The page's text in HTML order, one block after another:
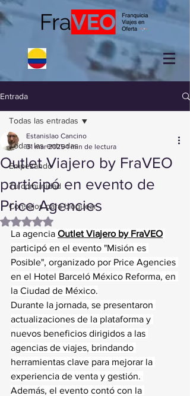
Entrada
Todas las entradas
Empezando
Tu comunidad
Consejos para bloguear
Todas las entradas
Outlet Viajero by FraVEO
participó en evento de
Price Agencies
Estanislao Cancino
31 mar 2025 1 min de lectura
Obtuvo NaN de 5 estrellas.
La agencia Outlet Viajero by FraVEO
participó en el evento "Misión es
Posible", organizado por Price Agencies
en el Hotel Barceló México Reforma, en
la Ciudad de México.
Durante la jornada, se presentaron
actualizaciones de la plataforma y
nuevos beneficios dirigidos a las
agencias de viajes, brindando
herramientas clave para mejorar la
experiencia de venta y gestión.
Además, el evento contó con la